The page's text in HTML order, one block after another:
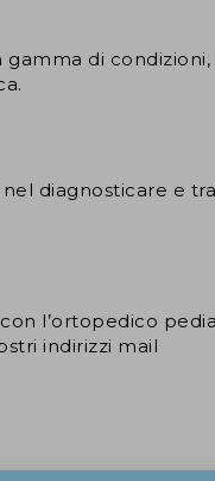
di
diagnosticare e
l’ortopedico
indirizzi mail